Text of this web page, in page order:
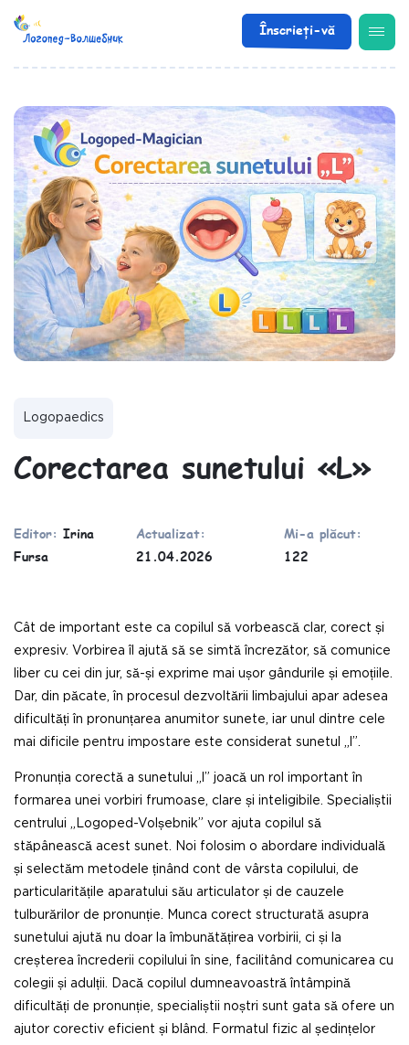
Înscrieți-vă
Logopaedics
Corectarea sunetului «L»
Editor: Irina
Fursa
Actualizat:
21.04.2026
Mi-a plăcut:
122
Cât de important este ca copilul să vorbească clar, corect și
expresiv. Vorbirea îl ajută să se simtă încrezător, să comunice
liber cu cei din jur, să-și exprime mai ușor gândurile și emoțiile.
Dar, din păcate, în procesul dezvoltării limbajului apar adesea
dificultăți în pronunțarea anumitor sunete, iar unul dintre cele
mai dificile pentru impostare este considerat sunetul „l”.
Pronunția corectă a sunetului „l” joacă un rol important în
formarea unei vorbiri frumoase, clare și inteligibile. Specialiștii
centrului „Logoped-Volșebnik” vor ajuta copilul să
stăpânească acest sunet. Noi folosim o abordare individuală
și selectăm metodele ținând cont de vârsta copilului, de
particularitățile aparatului său articulator și de cauzele
tulburărilor de pronunție. Munca corect structurată asupra
sunetului ajută nu doar la îmbunătățirea vorbirii, ci și la
creșterea încrederii copilului în sine, facilitând comunicarea cu
colegii și adulții. Dacă copilul dumneavoastră întâmpină
dificultăți de pronunție, specialiștii noștri sunt gata să ofere un
ajutor corectiv eficient și blând. Formatul fizic al ședințelor